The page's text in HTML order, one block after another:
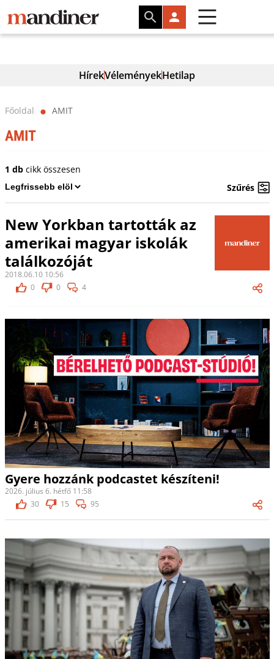
HírekVéleményekHetilap
Főoldal ⬤ AMIT
AMIT
1 dbcikk összesen
Szűrés
New Yorkban tartották az
amerikai magyar iskolák
találkozóját
2018.06.10 10:56
0
0 4
Gyere hozzánk podcastet készíteni!
2026. július 6. hétfő 11:58
30
15 95